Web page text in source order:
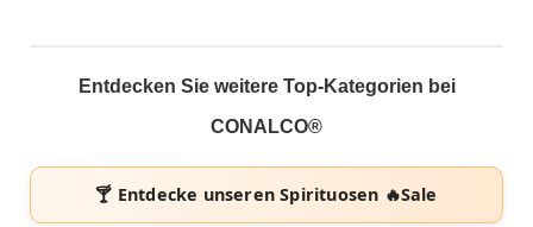
Entdecken Sie weitere Top-Kategorien bei
CONALCO®
🍸 Entdecke unserenSpirituosen 🔥Sale